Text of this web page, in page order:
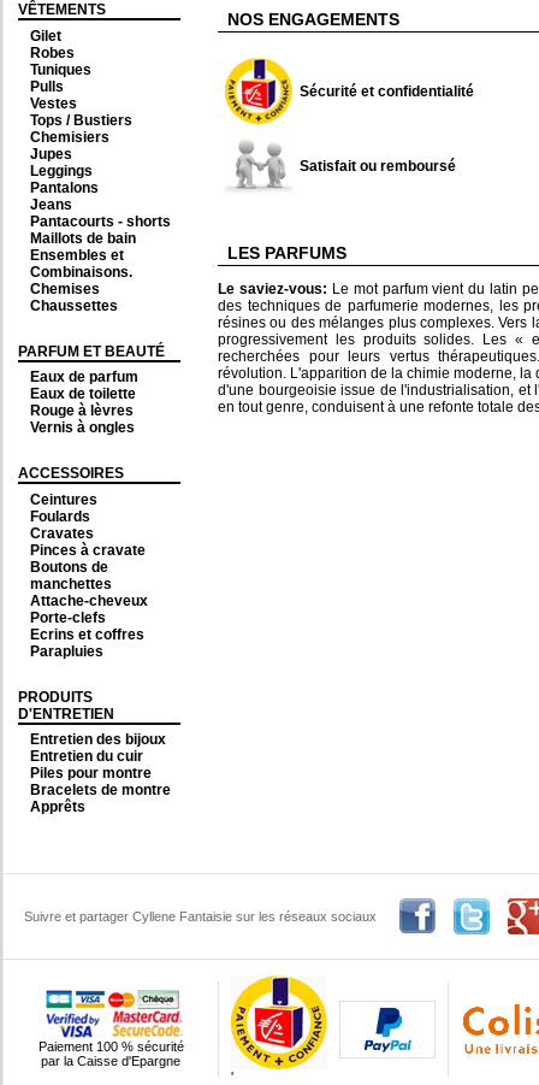
VÊTEMENTS
Gilet
Robes
Tuniques
Pulls
Vestes
Tops / Bustiers
Chemisiers
Jupes
Leggings
Pantalons
Jeans
Pantacourts - shorts
Maillots de bain
Ensembles et
Combinaisons.
Chemises
Chaussettes
PARFUM ET BEAUTÉ
Eaux de parfum
Eaux de toilette
Rouge à lèvres
Vernis à ongles
ACCESSOIRES
Ceintures
Foulards
Cravates
Pinces à cravate
Boutons de
manchettes
Attache-cheveux
Porte-clefs
Ecrins et coffres
Parapluies
PRODUITS
D'ENTRETIEN
Entretien des bijoux
Entretien du cuir
Piles pour montre
Bracelets de montre
Apprêts
NOS ENGAGEMENTS
Sécurité et confidentialité
Satisfait ou remboursé
LES PARFUMS
Le saviez-vous: Le mot parfum vient du latin
des techniques de parfumerie modernes, les
résines ou des mélanges plus complexes. Vers
progressivement les produits solides. Les «
recherchées pour leurs vertus
révolution. L'apparition de la chimie moderne,
d'une bourgeoisie issue de l'industrialisation,
en tout genre, conduisent à une refonte totale
Suivre et partager Cyllene Fantaisie sur les réseaux sociaux
Paiement 100 % sécurité
par la Caisse d'Epargne
'